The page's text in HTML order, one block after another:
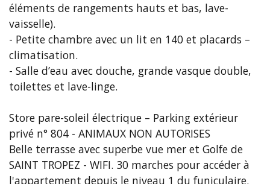
éléments de rangements hauts et bas, lave-
vaisselle).
- Petite chambre avec un lit en 140 et placards –
climatisation.
- Salle d’eau avec douche, grande vasque double,
toilettes et lave-linge.
Store pare-soleil électrique – Parking extérieur
privé n° 804 - ANIMAUX NON AUTORISES
Belle terrasse avec superbe vue mer et Golfe de
SAINT TROPEZ - WIFI. 30 marches pour accéder à
l'appartement depuis le niveau 1 du funiculaire.